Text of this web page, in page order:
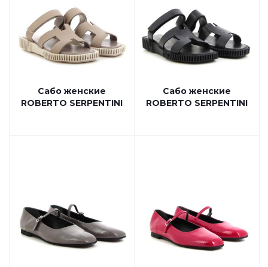
Сабо женские
ROBERTO SERPENTINI
Сабо женские
ROBERTO SERPENTINI